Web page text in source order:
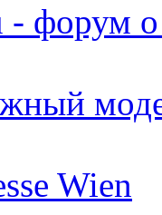
- форум
Wien